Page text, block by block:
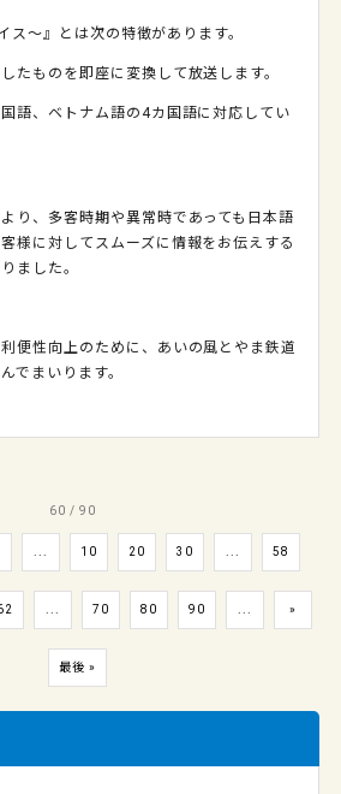
ス～』とは次の特徴があります。
ものを即座に変換して放送します。
語、ベトナム語の4カ国語に対応してい
り、多客時期や異常時であっても日本語
様に対してスムーズに情報をお伝えする
ました。
便性向上のために、あいの風とやま鉄道
でまいります。
60 / 90
10 20 30 58
70 80 90 »
最後 »